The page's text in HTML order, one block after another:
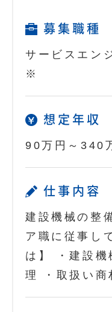
募集職種
サービスエン
※
想定年収
90万円～340
仕事内容
建設機械の整
ア職に従事し
は】 ・建設機
理 ・取扱い